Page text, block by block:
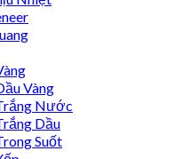
Vàng
Nước
Dầu
Suốt